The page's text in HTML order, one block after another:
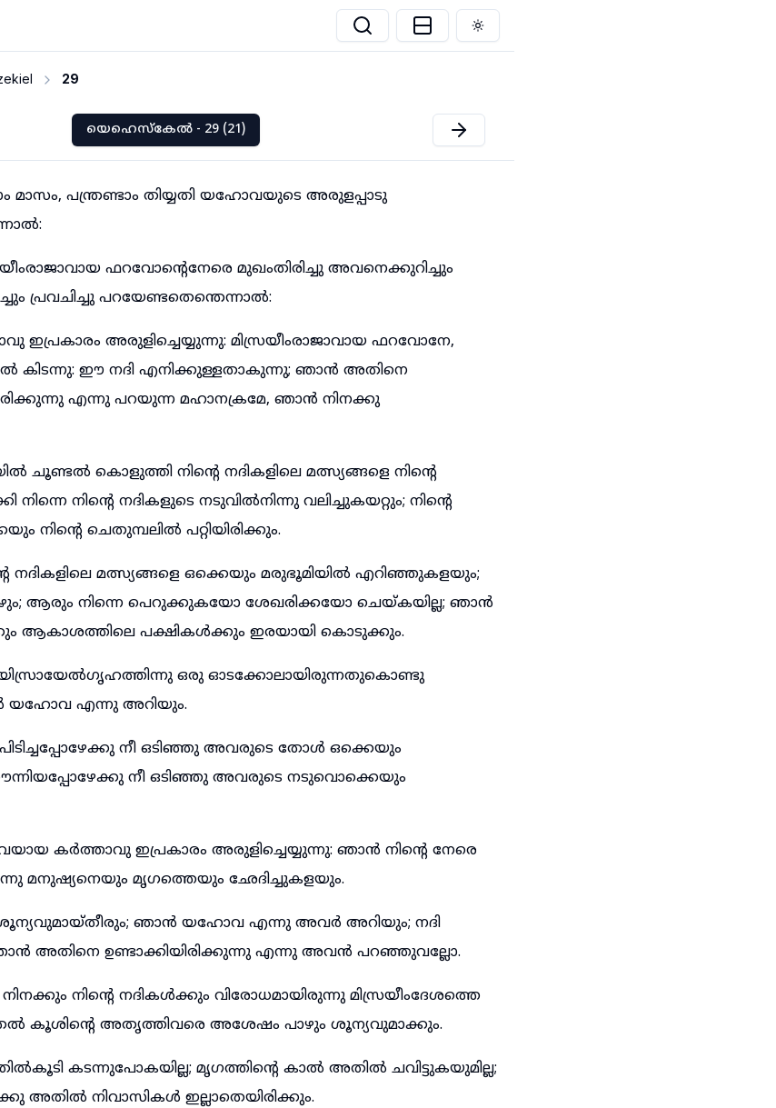
Toggle theme
29
യെഹെസ്കേൽ - 29 (21)
മാസം, പന്ത്രണ്ടാം തിയ്യതി യഹോവയുടെ അരുളപ്പാടു
ഫറവോന്റെനേരെ മുഖംതിരിച്ചു അവനെക്കുറിച്ചും
പ്രവചിച്ചു പറയേണ്ടതെന്തെന്നാൽ:
അരുളിച്ചെയ്യുന്നു: മിസ്രയീംരാജാവായ ഫറവോനേ,
കിടന്നു: ഈ നദി എനിക്കുള്ളതാകുന്നു; ഞാൻ അതിനെ
എന്നു പറയുന്ന മഹാനക്രമേ, ഞാൻ നിനക്കു
ചൂണ്ടൽ കൊളുത്തി നിന്റെ നദികളിലെ മത്സ്യങ്ങളെ നിന്റെ
നിന്നെ നിന്റെ നദികളുടെ നടുവിൽനിന്നു വലിച്ചുകയറ്റും; നിന്റെ
നിന്റെ ചെതുമ്പലിൽ പറ്റിയിരിക്കും.
നദികളിലെ മത്സ്യങ്ങളെ ഒക്കെയും മരുഭൂമിയിൽ എറിഞ്ഞുകളയും;
ആരും നിന്നെ പെറുക്കുകയോ ശേഖരിക്കയോ ചെയ്കയില്ല; ഞാൻ
ആകാശത്തിലെ പക്ഷികൾക്കും ഇരയായി കൊടുക്കും.
യിസ്രായേൽഗൃഹത്തിന്നു ഒരു ഓടക്കോലായിരുന്നതുകൊണ്ടു
എന്നു അറിയും.
നീ ഒടിഞ്ഞു അവരുടെ തോൾ ഒക്കെയും
നീ ഒടിഞ്ഞു അവരുടെ നടുവൊക്കെയും
കർത്താവു ഇപ്രകാരം അരുളിച്ചെയ്യുന്നു: ഞാൻ നിന്റെ നേരെ
മനുഷ്യനെയും മൃഗത്തെയും ഛേദിച്ചുകളയും.
ശൂന്യവുമായ്തീരും; ഞാൻ യഹോവ എന്നു അവർ അറിയും; നദി
അതിനെ ഉണ്ടാക്കിയിരിക്കുന്നു എന്നു അവൻ പറഞ്ഞുവല്ലോ.
നിന്റെ നദികൾക്കും വിരോധമായിരുന്നു മിസ്രയീംദേശത്തെ
കൂശിന്റെ അതൃത്തിവരെ അശേഷം പാഴും ശൂന്യവുമാക്കും.
കടന്നുപോകയില്ല; മൃഗത്തിന്റെ കാൽ അതിൽ ചവിട്ടുകയുമില്ല;
അതിൽ നിവാസികൾ ഇല്ലാതെയിരിക്കും.